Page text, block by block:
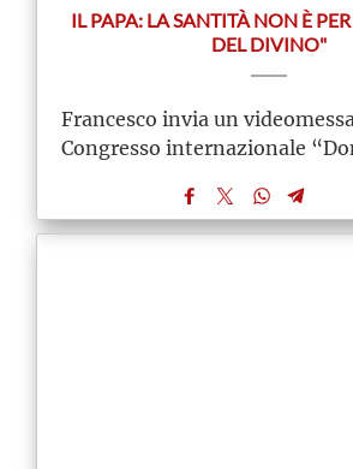
IL PAPA: LA SANTITÀ NON È
DEL DIVINO"
Francesco invia un
Congresso internazionale